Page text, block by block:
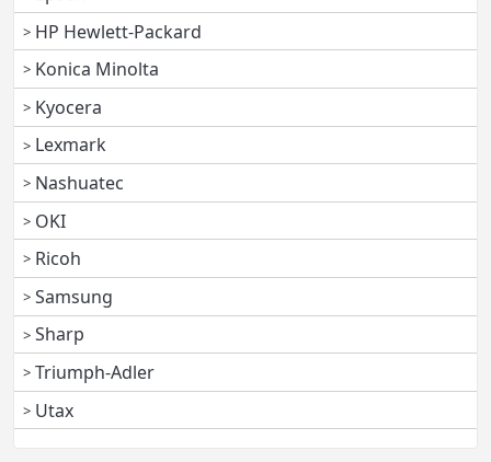
HP Hewlett-Packard
Konica Minolta
Kyocera
Lexmark
Nashuatec
OKI
Ricoh
Samsung
Sharp
Triumph-Adler
Utax